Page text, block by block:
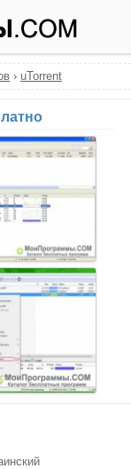
› uTorrent